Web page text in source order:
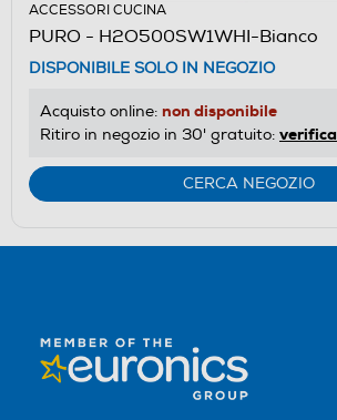
ACCESSORI CUCINA
PURO - H2O500SW1WHI-Bianco
DISPONIBILE SOLO IN NEGOZIO
Acquisto online: non disponibile
Ritiro in negozio in 30' gratuito: verifica
CERCA NEGOZIO